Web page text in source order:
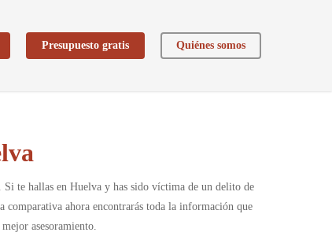
Presupuesto gratis Quiénes somos
Si te hallas en Huelva y has sido víctima de un delito de
comparativa ahora encontrarás toda la información que
asesoramiento.